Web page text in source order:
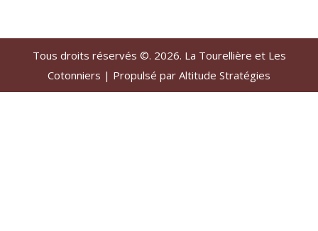
Tous droits réservés ©. 2026. La Tourellière et Les
Cotonniers | Propulsé par Altitude Stratégies